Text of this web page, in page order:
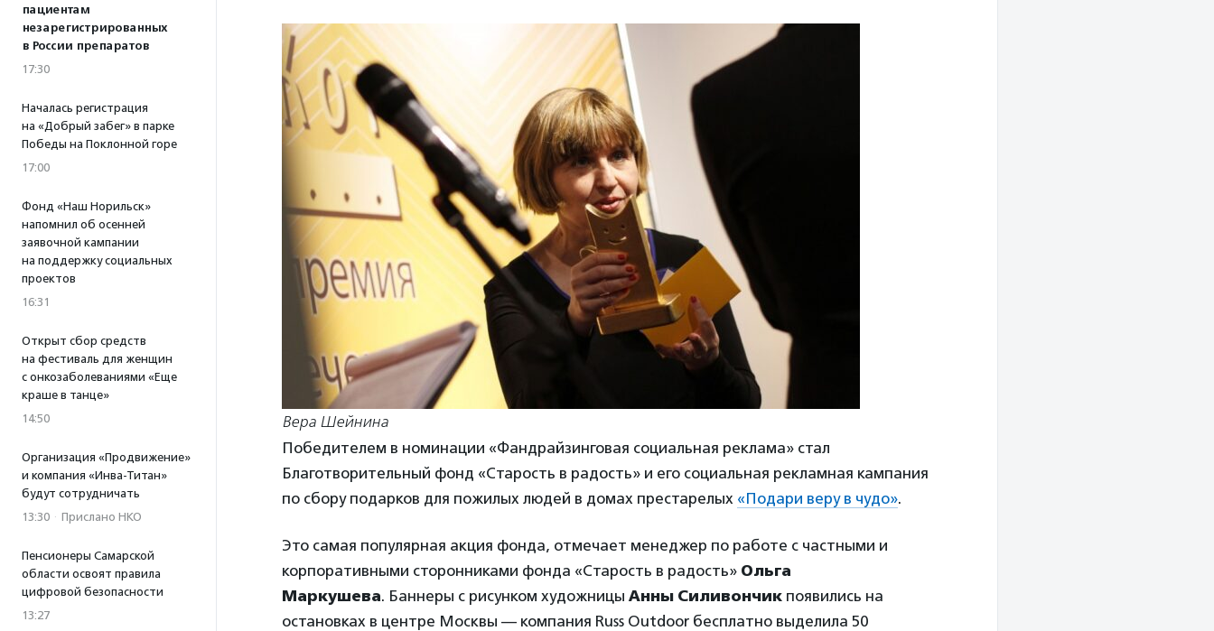
пациентам
незарегистрированных
в России препаратов
17:30
Началась регистрация
на «Добрый забег» в парке
Победы на Поклонной горе
17:00
Фонд «Наш Норильск»
напомнил об осенней
заявочной кампании
на поддержку социальных
проектов
16:31
Открыт сбор средств
на фестиваль для женщин
с онкозаболеваниями «Еще
краше в танце»
14:50
Организация «Продвижение»
и компания «Инва-Титан»
будут сотрудничать
13:30 · Прислано НКО
Пенсионеры Самарской
области освоят правила
цифровой безопасности
13:27
Вера Шейнина
Победителем в номинации «Фандрайзинговая социальная реклама» стал
Благотворительный фонд «Старость в радость» и его социальная рекламная кампания
по сбору подарков для пожилых людей в домах престарелых «Подари веру в чудо».
Это самая популярная акция фонда, отмечает менеджер по работе с частными и
корпоративными сторонниками фонда «Старость в радость» Ольга
Маркушева. Баннеры с рисунком художницы Анны Силивончик появились на
остановках в центре Москвы — компания Russ Outdoor бесплатно выделила 50